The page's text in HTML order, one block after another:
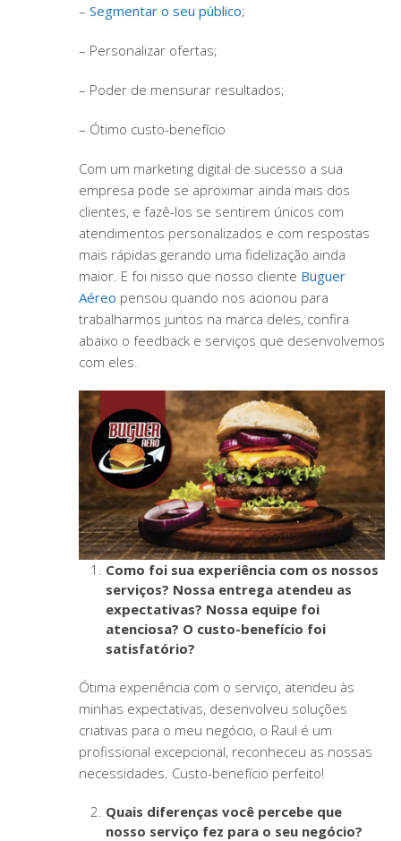
– Segmentar o seu público;
– Personalizar ofertas;
– Poder de mensurar resultados;
– Ótimo custo-benefício
Com um marketing digital de sucesso a sua
empresa pode se aproximar ainda mais dos
clientes, e fazê-los se sentirem únicos com
atendimentos personalizados e com respostas
mais rápidas gerando uma fidelização ainda
maior. E foi nisso que nosso cliente Buguer
Aéreo pensou quando nos acionou para
trabalharmos juntos na marca deles, confira
abaixo o feedback e serviços que desenvolvemos
com eles.
Como foi sua experiência com os nossos
serviços? Nossa entrega atendeu as
expectativas? Nossa equipe foi
atenciosa? O custo-benefício foi
satisfatório?
Ótima experiência com o serviço, atendeu às
minhas expectativas, desenvolveu soluções
criativas para o meu negócio, o Raul é um
profissional excepcional, reconheceu as nossas
necessidades. Custo-benefício perfeito!
Quais diferenças você percebe que
nosso serviço fez para o seu negócio?